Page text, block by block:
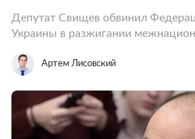
Депутат Свищев обвинил
Украины в разжигании
Артем Лисовский